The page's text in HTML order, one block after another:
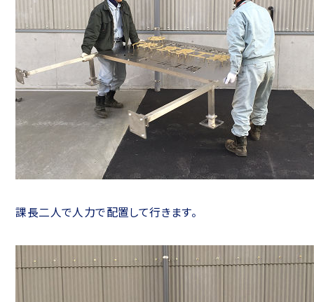
課長二人で人力で配置して行きます。